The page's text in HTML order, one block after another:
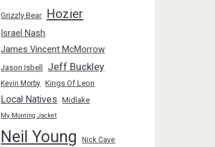
Grizzly Bear Hozier
Israel Nash
James Vincent McMorrow
Jason Isbell Jeff Buckley
Kevin Morby Kings Of Leon
Local Natives Midlake
My Morning Jacket
Neil Young Nick Cave